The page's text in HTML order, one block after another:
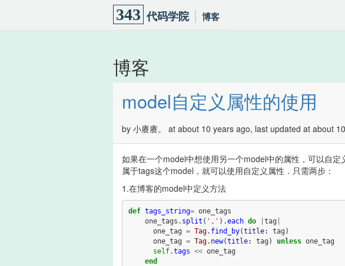
343 代码学院 博客
博客
model自定义属性的使用
by 小赓赓。 at about 10 years ago, last updated at about
如果在一个model中想使用另一个model中的属性，可以自
属于tags这个model，就可以使用自定义属性．只需两步：
1.在博客的model中定义方法
def tags_string= one_tags
one_tags . split ( ',' ).each do tag
one_tag = Tag. find_by(title: tag )
one_tag = Tag. new(title: tag ) unless one_tag
self.tags << one_tag
end